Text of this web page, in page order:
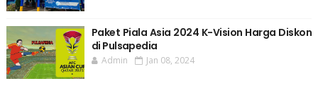
Paket Piala Asia 2024 K-Vision Harga Diskon
di Pulsapedia
Admin Jan 08, 2024